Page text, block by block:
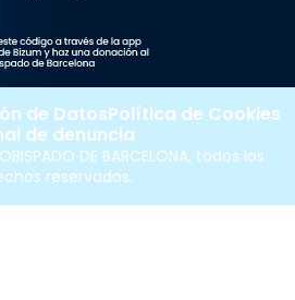
DE BARCELONA, todos los
reservados.
de DatosPolítica de Cookies
de denuncia